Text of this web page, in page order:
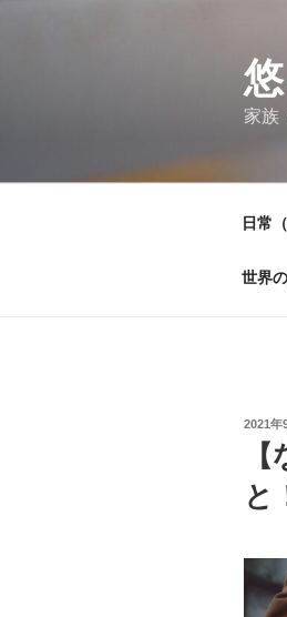
家族
日常
世界
投
2021年
と